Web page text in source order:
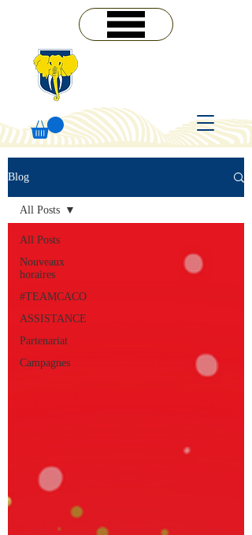
Blog
All Posts
Nouveaux
horaires
#TEAMCACO
ASSISTANCE
Partenariat
Campagnes
All Posts